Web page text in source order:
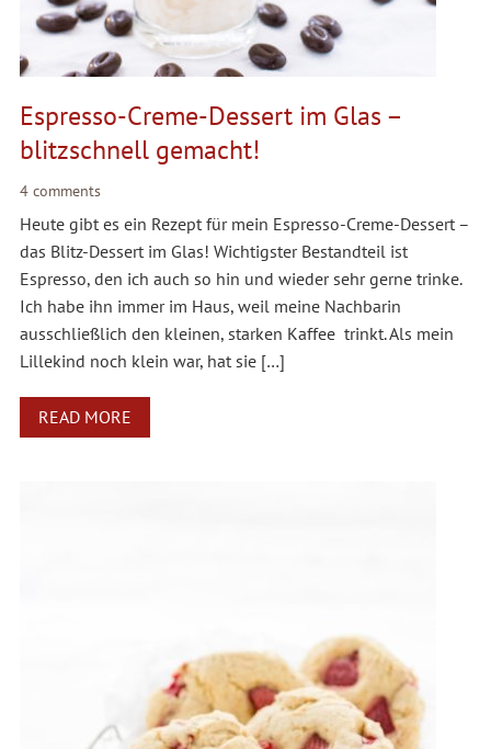
Espresso-Creme-Dessert im Glas –
blitzschnell gemacht!
4 comments
Heute gibt es ein Rezept für mein Espresso-Creme-Dessert –
das Blitz-Dessert im Glas! Wichtigster Bestandteil ist
Espresso, den ich auch so hin und wieder sehr gerne trinke.
Ich habe ihn immer im Haus, weil meine Nachbarin
ausschließlich den kleinen, starken Kaffee trinkt. Als mein
Lillekind noch klein war, hat sie […]
READ MORE